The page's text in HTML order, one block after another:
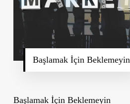
Başlamak İçin Beklemeyin
Başlamak İçin Beklemeyin